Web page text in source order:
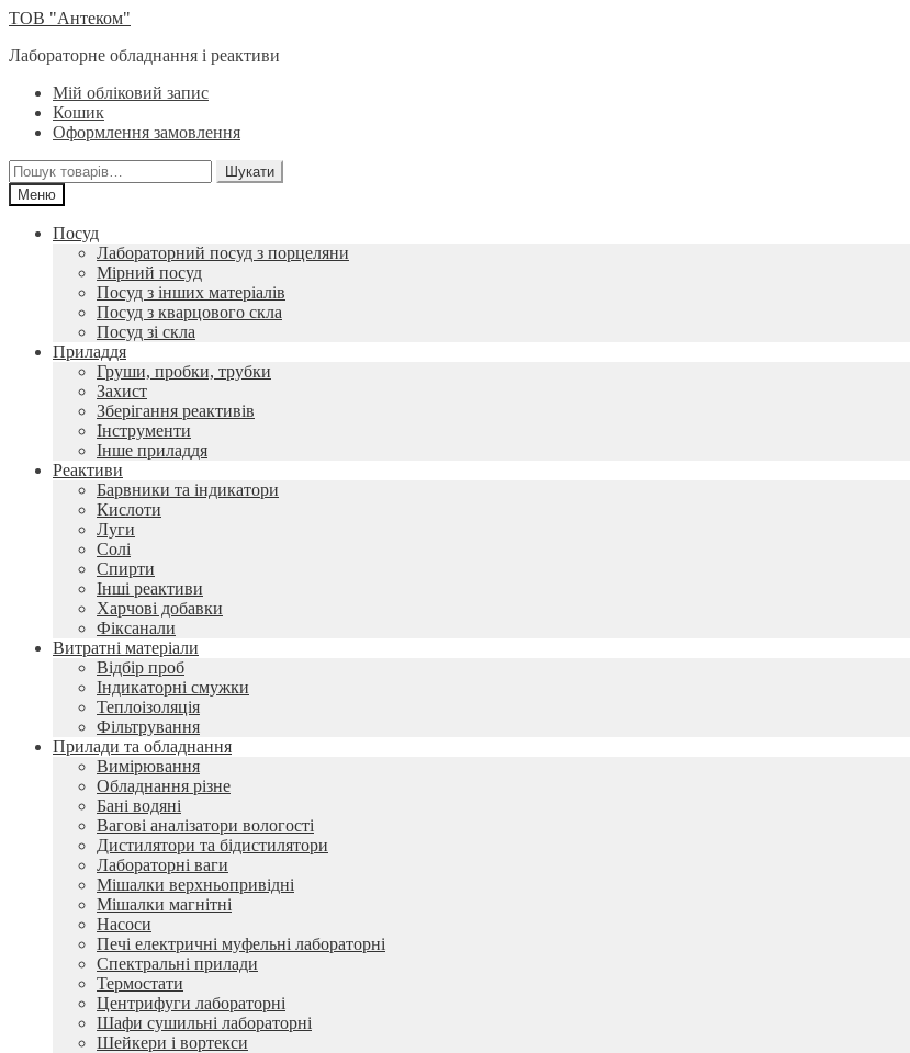
Перейти
навігації
Перейти
вмісту
ТОВ "Антеком"
Лабораторне обладнання і реактиви
Мій обліковий запис
Кошик
Оформлення замовлення
Шукати:
Шукати
Меню
Посуд
Лабораторний посуд з порцеляни
Мірний посуд
Посуд з інших матеріалів
Посуд з кварцового скла
Посуд зі скла
Приладдя
Груши, пробки, трубки
Захист
Зберігання реактивів
Інструменти
Інше приладдя
Реактиви
Барвники та індикатори
Кислоти
Луги
Солі
Спирти
Інші реактиви
Харчові добавки
Фіксанали
Витратні матеріали
Відбір проб
Індикаторні смужки
Теплоізоляція
Фільтрування
Прилади та обладнання
Вимірювання
Обладнання різне
Бані водяні
Вагові аналізатори вологості
Дистилятори та бідистилятори
Лабораторні ваги
Мішалки верхньопривідні
Мішалки магнітні
Насоси
Печі електричні муфельні лабораторні
Спектральні прилади
Термостати
Центрифуги лабораторні
Шафи сушильні лабораторні
Шейкери і вортекси